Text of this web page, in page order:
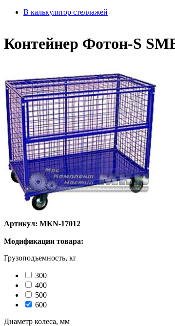
В калькулятор стеллажей
Контейнер Фотон-S
Артикул: MKN-17012
Модификации товара:
Грузоподъемность, кг
300
400
500
600
Диаметр колеса, мм